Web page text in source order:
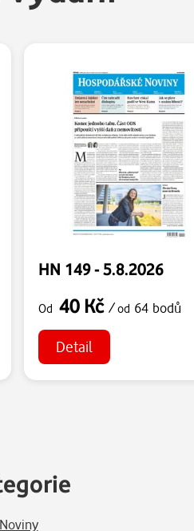
HN 149 - 5.8.2026
Od 40 Kč/od 64 bodů
Detail
Noviny